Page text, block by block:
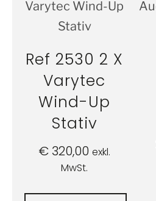
Ref 2530 2 X
Varytec
Wind-Up
Stativ
€ 320,00 exkl.
MwSt.